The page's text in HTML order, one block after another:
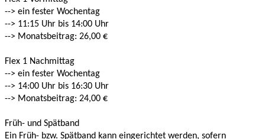
--> ein fester Wochentag
--> 11:15 Uhr bis 14:00 Uhr
--> Monatsbeitrag: 26,00 €
Flex 1 Nachmittag
--> ein fester Wochentag
--> 14:00 Uhr bis 16:30 Uhr
--> Monatsbeitrag: 24,00 €
Früh- und Spätband
Ein Früh- bzw. Spätband kann eingerichtet werden, sofern